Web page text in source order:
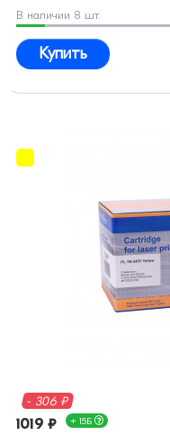
В наличии 8 шт.
Купить
- 306 ₽
1019 ₽ + 15Б